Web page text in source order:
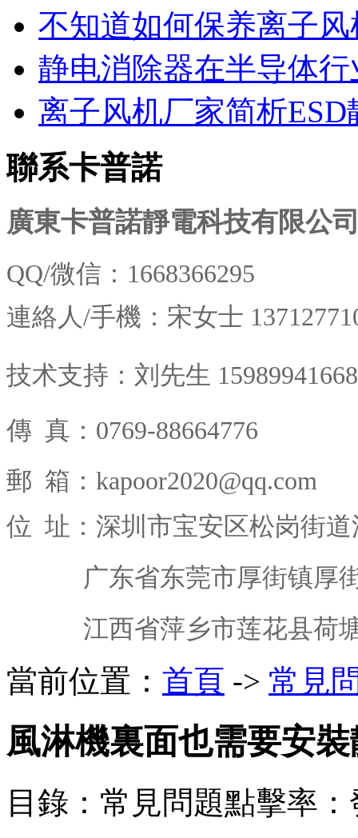
不知道如何保养离子
静电消除器在半导体
离子风机厂家简析ESD
聯系卡普諾
廣東卡普諾靜電科技有限公
QQ/微信：1668366295
連絡人/手機：宋女士
技术支持：刘先生 15989941668
傳 真 ：0769-88664776
郵 箱：kapoor2020@qq.com
位 址：深圳市宝安区松岗街道
广东省东莞市厚街镇厚街
江西省萍乡市莲花县荷塘
當前位置： 首頁 -> 常見
風淋機裏面也需要安
目錄：常見問題點擊率：